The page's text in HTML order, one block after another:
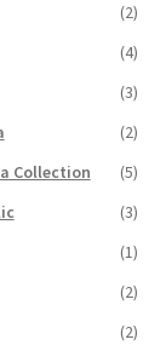
(2)
(4)
(3)
(2)
Collection
(5)
(3)
(1)
(2)
(2)